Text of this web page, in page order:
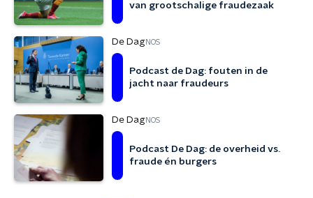
van grootschalige fraudezaak
De DagNOS
Podcast de Dag: fouten in de
jacht naar fraudeurs
De DagNOS
Podcast De Dag: de overheid vs.
fraude én burgers